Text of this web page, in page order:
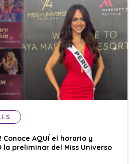
Conoce AQUÍ el horario y
la preliminar del Miss Universo